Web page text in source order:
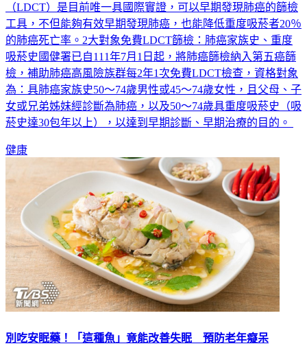
（LDCT）是目前唯一具國際實證，可以早期發現肺癌的篩檢
工具，不但能夠有效早期發現肺癌，也能降低重度吸菸者20％
的肺癌死亡率。2大對象免費LDCT篩檢：肺癌家族史、重度
吸菸史國健署已自111年7月1日起，將肺癌篩檢納入第五癌篩
檢，補助肺癌高風險族群每2年1次免費LDCT檢查，資格對象
為：具肺癌家族史50～74歲男性或45～74歲女性，且父母、子
女或兄弟姊妹經診斷為肺癌，以及50～74歲具重度吸菸史（吸
菸史達30包年以上），以達到早期診斷、早期治療的目的。
健康
別吃安眠藥！「這種魚」竟能改善失眠 預防老年癡呆